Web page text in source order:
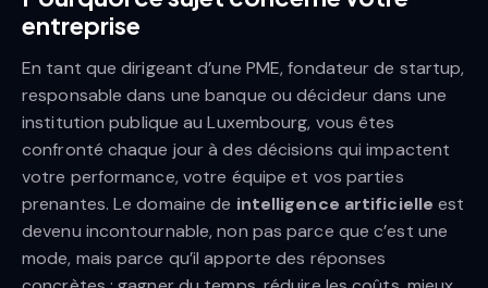
entreprise
En tant que dirigeant d’une PME, fondateur de startup,
responsable dans une banque ou décideur dans une
institution publique au Luxembourg, vous êtes
confronté chaque jour à des décisions qui impactent
votre performance, votre équipe et vos parties
prenantes. Le domaine de intelligence artificielle est
devenu incontournable, non pas parce que c’est une
mode, mais parce qu’il apporte des réponses